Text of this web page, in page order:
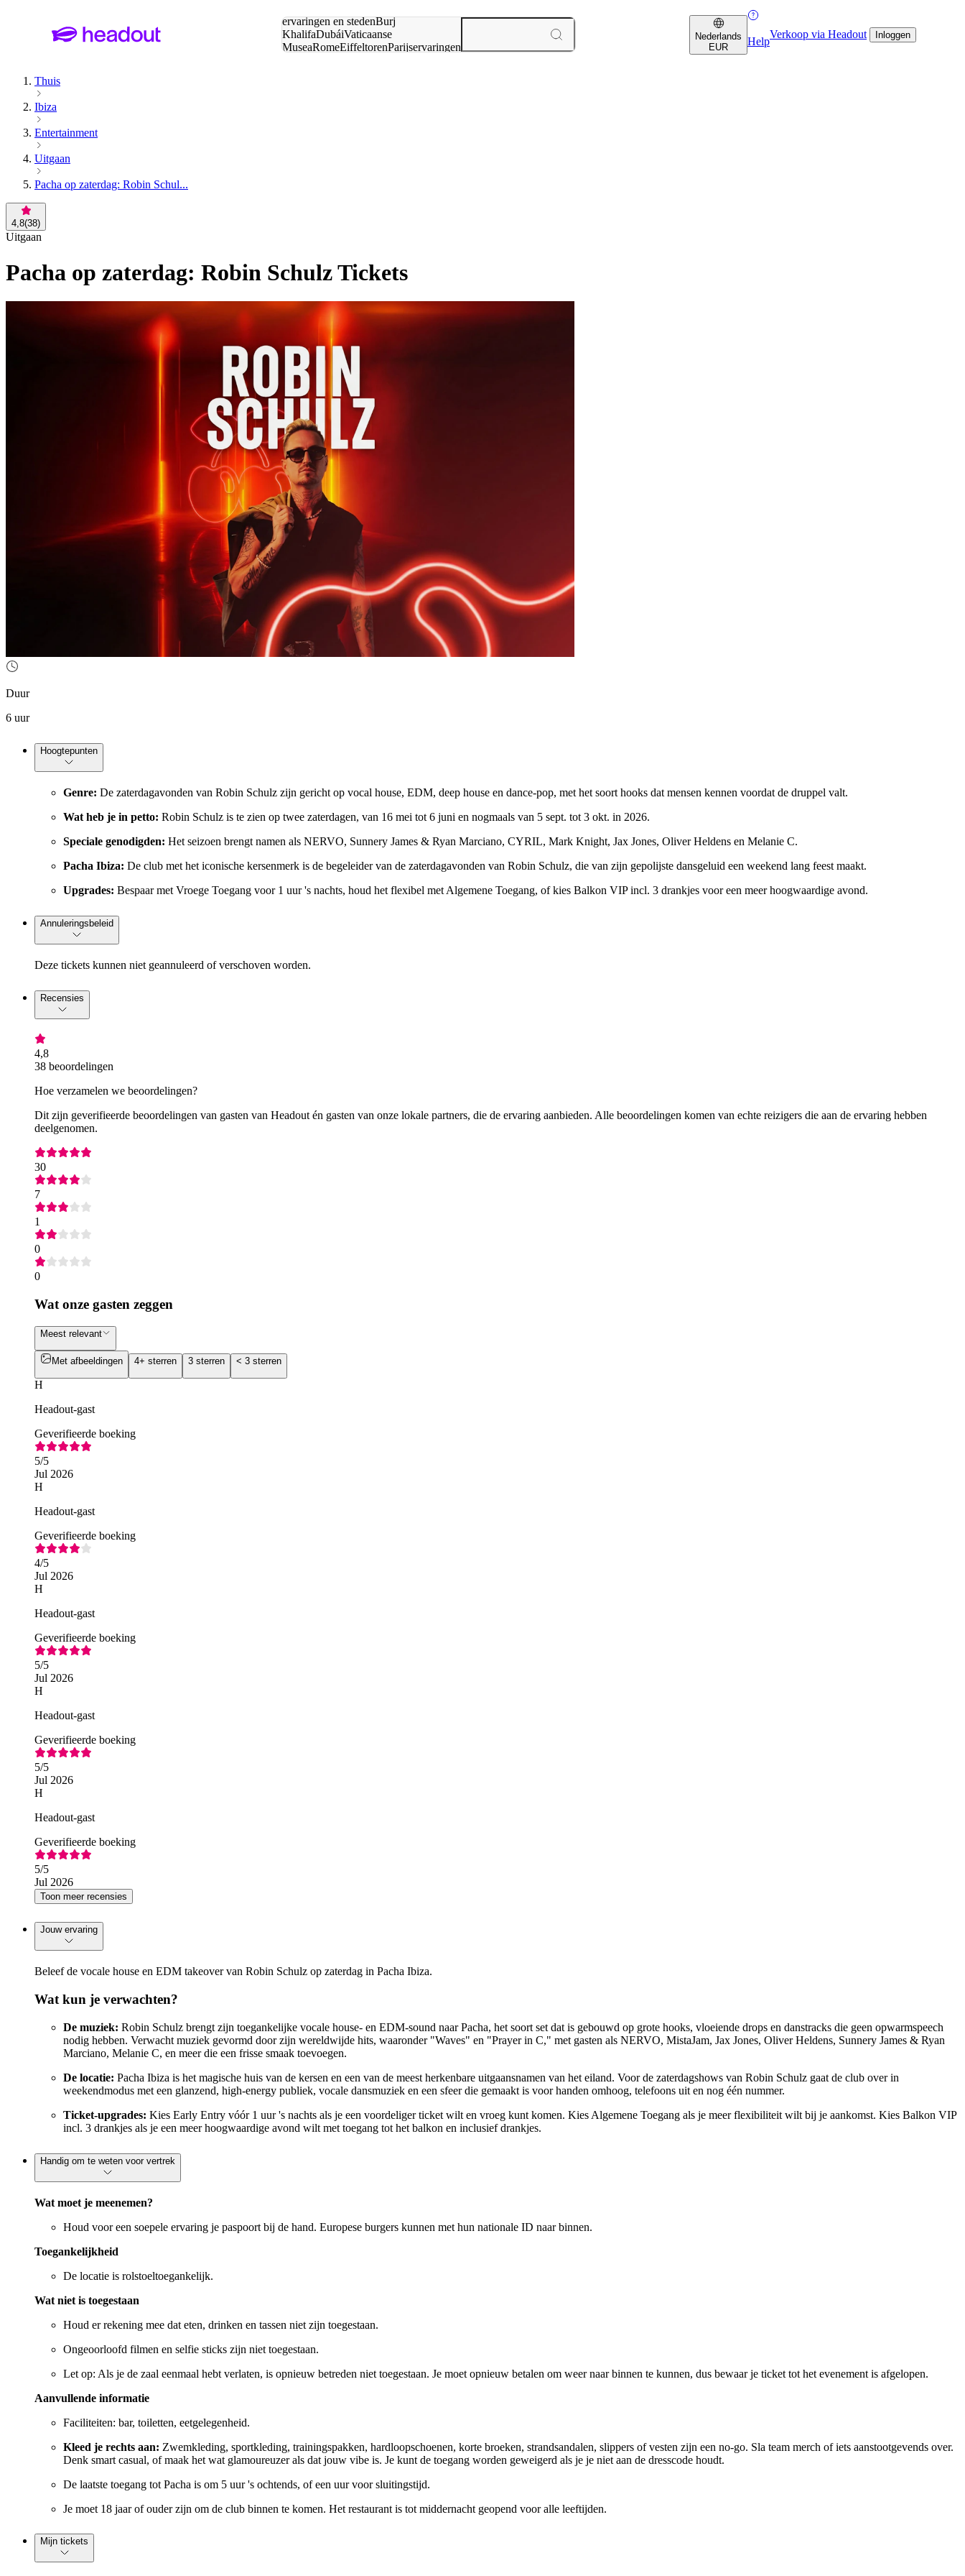
ervaringen en stedenBurj
KhalifaDubáiVaticaanse
MuseaRomeEiffeltorenParijservaringen
Nederlands
EUR
Help
Verkoop via Headout Inloggen
Thuis
Ibiza
Entertainment
Uitgaan
Pacha op zaterdag: Robin Schul...
4,8(38)
Uitgaan
Pacha op zaterdag: Robin Schulz Tickets
Duur
6 uur
Hoogtepunten
Genre: De zaterdagavonden van Robin Schulz zijn gericht op vocal house, EDM, deep house en dance-pop, met het soort hooks dat mensen kennen voordat de druppel valt.
Wat heb je in petto: Robin Schulz is te zien op twee zaterdagen, van 16 mei tot 6 juni en nogmaals van 5 sept. tot 3 okt. in 2026.
Speciale genodigden: Het seizoen brengt namen als NERVO, Sunnery James & Ryan Marciano, CYRIL, Mark Knight, Jax Jones, Oliver Heldens en Melanie C.
Pacha Ibiza: De club met het iconische kersenmerk is de begeleider van de zaterdagavonden van Robin Schulz, die van zijn gepolijste dansgeluid een weekend lang feest maakt.
Upgrades: Bespaar met Vroege Toegang voor 1 uur 's nachts, houd het flexibel met Algemene Toegang, of kies Balkon VIP incl. 3 drankjes voor een meer hoogwaardige avond.
Annuleringsbeleid
Deze tickets kunnen niet geannuleerd of verschoven worden.
Recensies
4,8
38 beoordelingen
Hoe verzamelen we beoordelingen?
Dit zijn geverifieerde beoordelingen van gasten van Headout én gasten van onze lokale partners, die de ervaring aanbieden. Alle beoordelingen komen van echte reizigers die aan de ervaring hebben
deelgenomen.
30
7
1
0
0
Wat onze gasten zeggen
Meest relevant
Met afbeeldingen 4+ sterren 3 sterren < 3 sterren
H
Headout-gast
Geverifieerde boeking
5/5
Jul 2026
H
Headout-gast
Geverifieerde boeking
4/5
Jul 2026
H
Headout-gast
Geverifieerde boeking
5/5
Jul 2026
H
Headout-gast
Geverifieerde boeking
5/5
Jul 2026
H
Headout-gast
Geverifieerde boeking
5/5
Jul 2026
Toon meer recensies
Jouw ervaring
Beleef de vocale house en EDM takeover van Robin Schulz op zaterdag in Pacha Ibiza.
Wat kun je verwachten?
De muziek: Robin Schulz brengt zijn toegankelijke vocale house- en EDM-sound naar Pacha, het soort set dat is gebouwd op grote hooks, vloeiende drops en danstracks die geen opwarmspeech
nodig hebben. Verwacht muziek gevormd door zijn wereldwijde hits, waaronder "Waves" en "Prayer in C," met gasten als NERVO, MistaJam, Jax Jones, Oliver Heldens, Sunnery James & Ryan
Marciano, Melanie C, en meer die een frisse smaak toevoegen.
De locatie: Pacha Ibiza is het magische huis van de kersen en een van de meest herkenbare uitgaansnamen van het eiland. Voor de zaterdagshows van Robin Schulz gaat de club over in
weekendmodus met een glanzend, high-energy publiek, vocale dansmuziek en een sfeer die gemaakt is voor handen omhoog, telefoons uit en nog één nummer.
Ticket-upgrades: Kies Early Entry vóór 1 uur 's nachts als je een voordeliger ticket wilt en vroeg kunt komen. Kies Algemene Toegang als je meer flexibiliteit wilt bij je aankomst. Kies Balkon VIP
incl. 3 drankjes als je een meer hoogwaardige avond wilt met toegang tot het balkon en inclusief drankjes.
Handig om te weten voor vertrek
Wat moet je meenemen?
Houd voor een soepele ervaring je paspoort bij de hand. Europese burgers kunnen met hun nationale ID naar binnen.
Toegankelijkheid
De locatie is rolstoeltoegankelijk.
Wat niet is toegestaan
Houd er rekening mee dat eten, drinken en tassen niet zijn toegestaan.
Ongeoorloofd filmen en selfie sticks zijn niet toegestaan.
Let op: Als je de zaal eenmaal hebt verlaten, is opnieuw betreden niet toegestaan. Je moet opnieuw betalen om weer naar binnen te kunnen, dus bewaar je ticket tot het evenement is afgelopen.
Aanvullende informatie
Faciliteiten: bar, toiletten, eetgelegenheid.
Kleed je rechts aan: Zwemkleding, sportkleding, trainingspakken, hardloopschoenen, korte broeken, strandsandalen, slippers of vesten zijn een no-go. Sla team merch of iets aanstootgevends over.
Denk smart casual, of maak het wat glamoureuzer als dat jouw vibe is. Je kunt de toegang worden geweigerd als je je niet aan de dresscode houdt.
De laatste toegang tot Pacha is om 5 uur 's ochtends, of een uur voor sluitingstijd.
Je moet 18 jaar of ouder zijn om de club binnen te komen. Het restaurant is tot middernacht geopend voor alle leeftijden.
Mijn tickets